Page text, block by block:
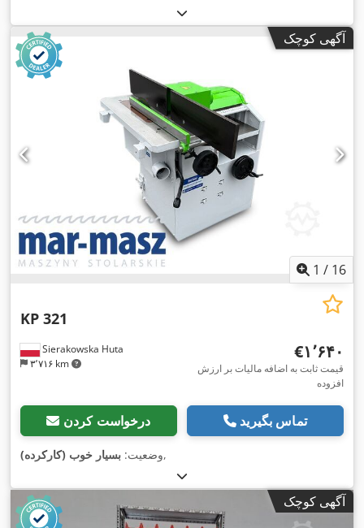
آگهی کوچک
1 / 16
Sierakowska Huta
۳٬۷۱۶ km
KP 321
‎€۱٬۶۴۰
قیمت ثابت به اضافه مالیات بر ارزش
افزوده
درخواست کردن تماس بگیرید
وضعیت: بسیار خوب (کارکرده) ,
آگهی کوچک